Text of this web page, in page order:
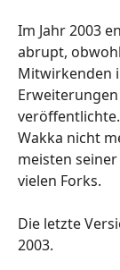
Im Jahr 2003
abrupt,
Mitwirkenden
Wakka nicht
meisten
vielen Forks.
Die letzte
2003.